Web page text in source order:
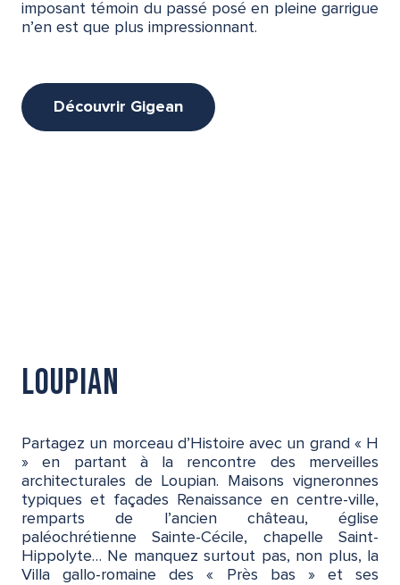
imposant témoin du passé posé en pleine garrigue
n’en est que plus impressionnant.
Découvrir Gigean
Loupian
Partagez un morceau d’Histoire avec un grand « H
» en partant à la rencontre des merveilles
architecturales de Loupian. Maisons vigneronnes
typiques et façades Renaissance en centre-ville,
remparts de l’ancien château, église
paléochrétienne Sainte-Cécile, chapelle Saint-
Hippolyte… Ne manquez surtout pas, non plus, la
Villa gallo-romaine des « Près bas » et ses